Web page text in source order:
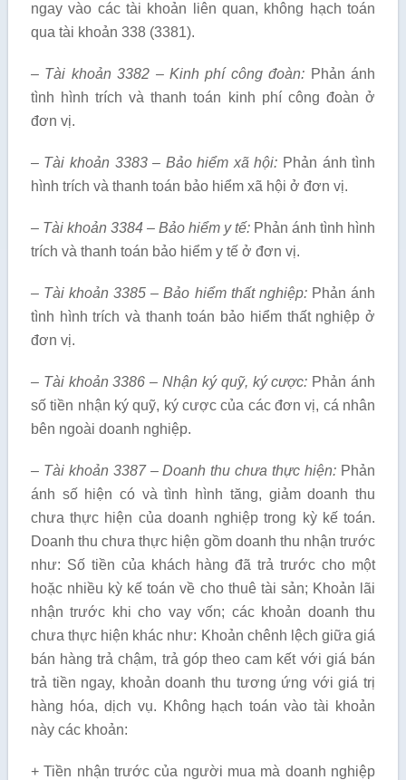
ngay vào các tài khoản liên quan, không hạch toán
qua tài khoản 338 (3381).
– Tài khoản 3382 – Kinh phí công đoàn: Phản ánh
tình hình trích và thanh toán kinh phí công đoàn ở
đơn vị.
– Tài khoản 3383 – Bảo hiểm xã hội: Phản ánh tình
hình trích và thanh toán bảo hiểm xã hội ở đơn vị.
– Tài khoản 3384 – Bảo hiểm y tế: Phản ánh tình hình
trích và thanh toán bảo hiểm y tế ở đơn vị.
– Tài khoản 3385 – Bảo hiểm thất nghiệp:Phản ánh
tình hình trích và thanh toán bảo hiểm thất nghiệp ở
đơn vị.
– Tài khoản 3386 – Nhận ký quỹ, ký cược: Phản ánh
số tiền nhận ký quỹ, ký cược của các đơn vị, cá nhân
bên ngoài doanh nghiệp.
– Tài khoản 3387 – Doanh thu chưa thực hiện: Phản
ánh số hiện có và tình hình tăng, giảm doanh thu
chưa thực hiện của doanh nghiệp trong kỳ kế toán.
Doanh thu chưa thực hiện gồm doanh thu nhận trước
như: Số tiền của khách hàng đã trả trước cho một
hoặc nhiều kỳ kế toán về cho thuê tài sản; Khoản lãi
nhận trước khi cho vay vốn; các khoản doanh thu
chưa thực hiện khác như: Khoản chênh lệch giữa giá
bán hàng trả chậm, trả góp theo cam kết với giá bán
trả tiền ngay, khoản doanh thu tương ứng với giá trị
hàng hóa, dịch vụ. Không hạch toán vào tài khoản
này các khoản:
+ Tiền nhận trước của người mua mà doanh nghiệp